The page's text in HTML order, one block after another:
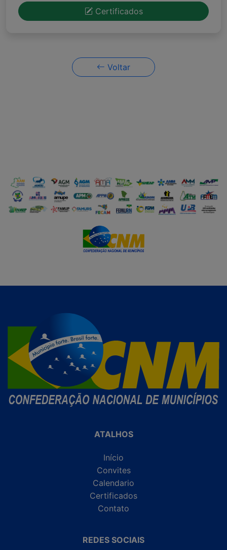
Certificados
Voltar
ATALHOS
Início
Convites
Calendario
Certificados
Contato
REDES SOCIAIS